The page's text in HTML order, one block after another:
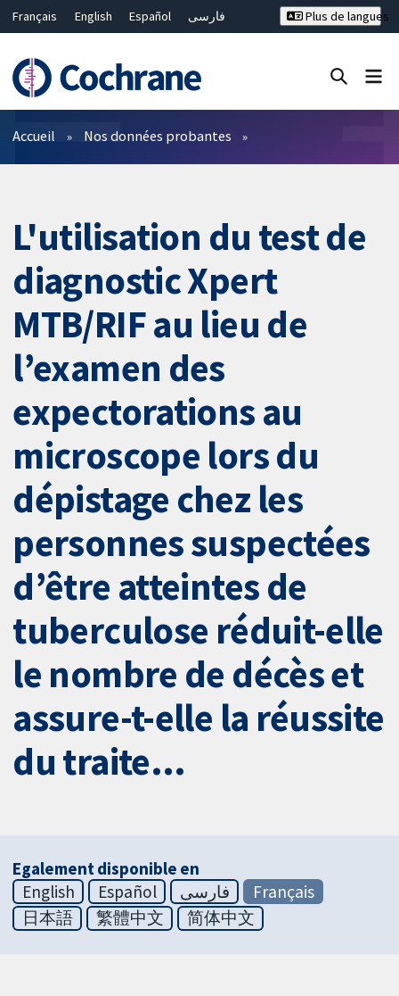
Français English Español
فارسی
Bahasa Malaysia
ไทย
繁體中文
简体中文
Plus de langues
Filtres
Accueil Nos données probantes
L'utilisation du test de
diagnostic Xpert
MTB/RIF au lieu de
l’examen des
expectorations au
microscope lors du
dépistage chez les
personnes suspectées
d’être atteintes de
tuberculose réduit-elle
le nombre de décès et
assure-t-elle la réussite
du traite...
Egalement disponible en
English
Español فارسی
Français
日本語
繁體中文 简体中文